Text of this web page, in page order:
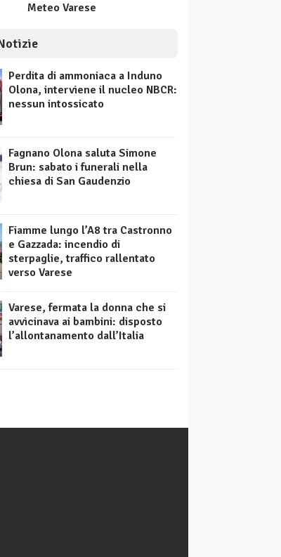
Meteo Varese
Perdita di ammoniaca a Induno
Olona, interviene il nucleo NBCR:
nessun intossicato
Fagnano Olona saluta Simone
Brun: sabato i funerali nella
chiesa di San Gaudenzio
Fiamme lungo l’A8 tra Castronno
e Gazzada: incendio di
sterpaglie, traffico rallentato
verso Varese
Varese, fermata la donna che si
avvicinava ai bambini: disposto
l’allontanamento dall’Italia